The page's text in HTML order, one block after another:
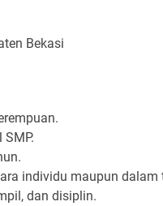
Bekasi
individu maupun dalam
dan disiplin.